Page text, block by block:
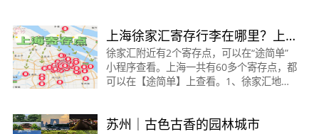
费
上海徐家汇寄存行李在哪里？上
海徐家汇寄存怎么收费？
徐家汇附近有2个寄存点，可以在“途简单”
小程序查看。上海一共有60多个寄存点，都
可以在【途简单】上查看。1、徐家汇地铁
徐家汇站4/5号口约100
苏州｜古色古香的园林城市